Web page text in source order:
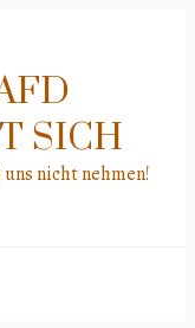
SICH
nicht nehmen!